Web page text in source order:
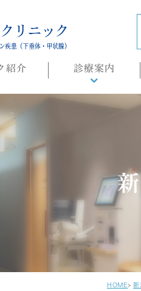
紹介
当院の
診療案内
診療概要
肥満症(ダイエット)外来
内科・生活習慣病
睡眠時無呼吸症候群
（SAS）/CPAP治療
もの忘れ(認知症)外来
HOME 新